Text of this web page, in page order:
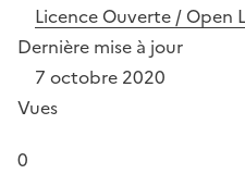
Licence Ouverte / Open
Dernière mise à jour
7 octobre 2020
Vues
0